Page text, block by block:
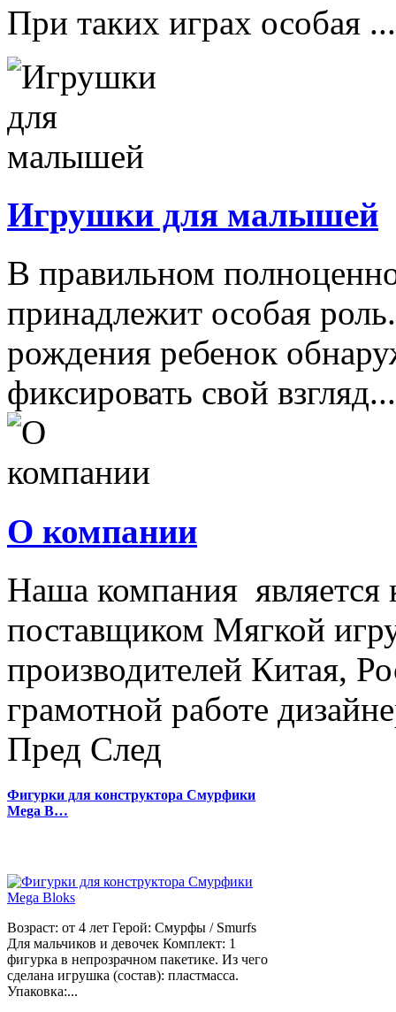
При таких играх особая ...
Игрушки для малышей
В правильном
принадлежит особая
рождения ребенок
фиксировать свой взгляд...
О компании
Наша компания
поставщиком Мягкой
производителей Китая,
грамотной работе
Пред След
Фигурки для конструктора Смурфики
Mega B…
Возраст: от 4 лет Герой: Смурфы / Smurfs
Для мальчиков и девочек Комплект: 1
фигурка в непрозрачном пакетике. Из чего
сделана игрушка (состав): пластмасса.
Упаковка:...